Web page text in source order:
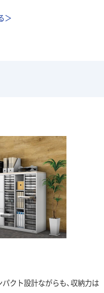
＞
クト設計ながらも、収納力は